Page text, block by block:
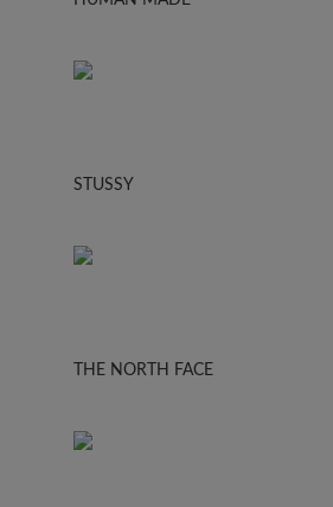
STUSSY
THE NORTH FACE